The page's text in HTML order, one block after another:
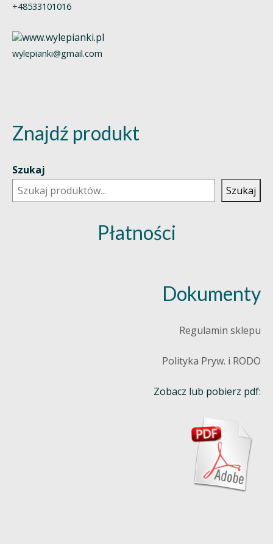
+48533101016
wylepianki@gmail.com
Znajdź produkt
Szukaj
Szukaj
Płatności
Dokumenty
Regulamin sklepu
Polityka Pryw. i RODO
Zobacz lub pobierz pdf: